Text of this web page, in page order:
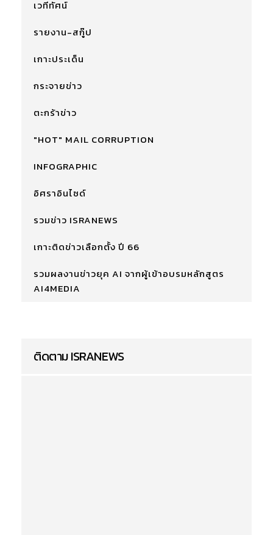
เวทีทัศน์
รายงาน-สกู๊ป
เกาะประเด็น
กระจายข่าว
ตะกร้าข่าว
"HOT" MAIL CORRUPTION
INFOGRAPHIC
อิศราอินไซด์
รวมข่าว ISRANEWS
เกาะติดข่าวเลือกตั้ง ปี 66
รวมผลงานข่าวยุค AI จากผู้เข้าอบรมหลักสูตร
AI4MEDIA
ติดตาม ISRANEWS